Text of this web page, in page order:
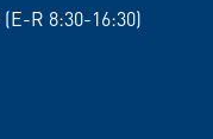
R 8:30-16:30)